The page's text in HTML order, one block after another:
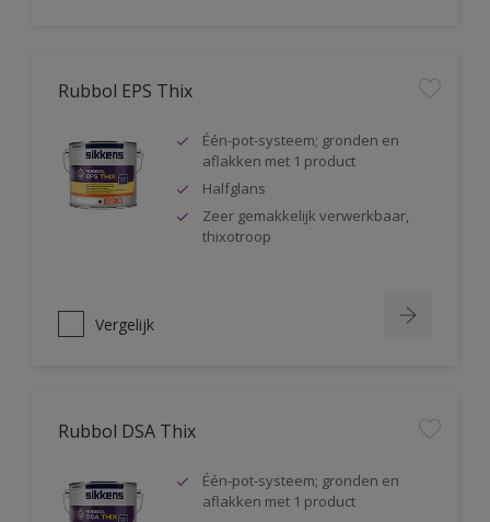
Rubbol EPS Thix
Één-pot-systeem; gronden en
aflakken met 1 product
Halfglans
Zeer gemakkelijk verwerkbaar,
thixotroop
Vergelijk
Rubbol DSA Thix
Één-pot-systeem; gronden en
aflakken met 1 product